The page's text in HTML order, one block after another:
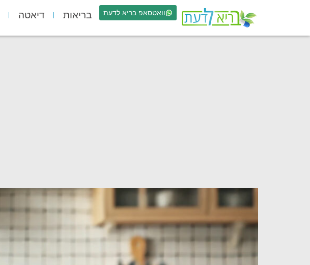
וואטסאפ בריא לדעת בריאות דיאטה